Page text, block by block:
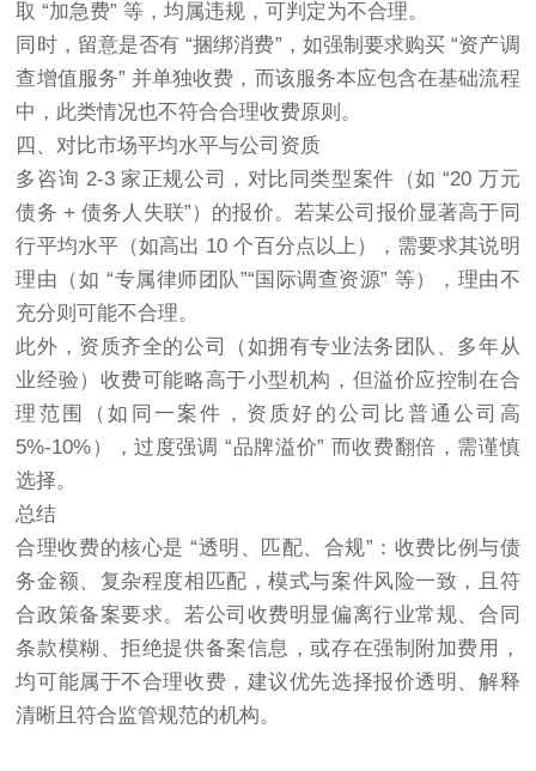
取 “加急费” 等，均属违规，可判定为不合理。
同时，留意是否有 “捆绑消费”，如强制要求购买 “资产调
查增值服务” 并单独收费，而该服务本应包含在基础流程
中，此类情况也不符合合理收费原则。
四、对比市场平均水平与公司资质
多咨询 2-3 家正规公司，对比同类型案件（如 “20 万元
债务 + 债务人失联”）的报价。若某公司报价显著高于同
行平均水平（如高出 10 个百分点以上），需要求其说明
理由（如 “专属律师团队”“国际调查资源” 等），理由不
充分则可能不合理。
此外，资质齐全的公司（如拥有专业法务团队、多年从
业经验）收费可能略高于小型机构，但溢价应控制在合
理范围（如同一案件，资质好的公司比普通公司高
5%-10%），过度强调 “品牌溢价” 而收费翻倍，需谨慎
选择。
总结
合理收费的核心是 “透明、匹配、合规”：收费比例与债
务金额、复杂程度相匹配，模式与案件风险一致，且符
合政策备案要求。若公司收费明显偏离行业常规、合同
条款模糊、拒绝提供备案信息，或存在强制附加费用，
均可能属于不合理收费，建议优先选择报价透明、解释
清晰且符合监管规范的机构。